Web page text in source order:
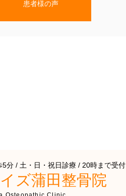
患者様の声
5分 / 土・日・祝日診療 / 20時まで受付
ズ蒲田整骨院